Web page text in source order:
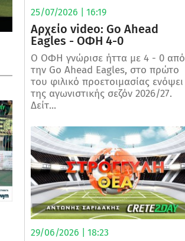
25/07/2026 | 16:19
Αρχείο video: Go Ahead
Eagles - ΟΦΗ 4-0
Ο ΟΦΗ γνώρισε ήττα με 4 - 0 από
την Go Ahead Eagles, στο πρώτο
του φιλικό προετοιμασίας ενόψει
της αγωνιστικής σεζόν 2026/27.
Δείτ...
29/06/2026 | 18:23